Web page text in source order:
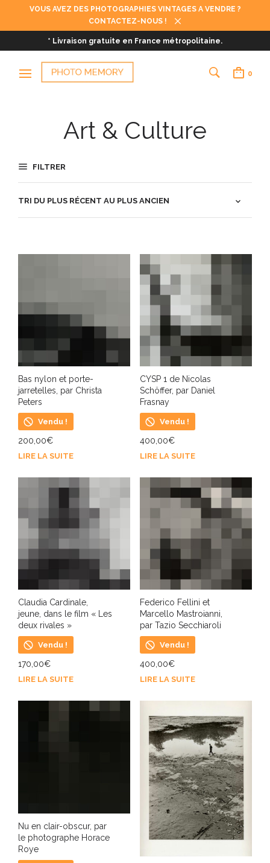
VOUS AVEZ DES PHOTOGRAPHIES VINTAGES A VENDRE ?
CONTACTEZ-NOUS !
* Livraison gratuite en France métropolitaine.
0
Art & Culture
FILTRER
Bas nylon et porte-
jarretelles, par Christa
Peters
Vendu !
200,00€
LIRE LA SUITE
CYSP 1 de Nicolas
Schöffer, par Daniel
Frasnay
Vendu !
400,00€
LIRE LA SUITE
Claudia Cardinale,
jeune, dans le film « Les
deux rivales »
Vendu !
170,00€
LIRE LA SUITE
Federico Fellini et
Marcello Mastroianni,
par Tazio Secchiaroli
Vendu !
400,00€
LIRE LA SUITE
Nu en clair-obscur, par
le photographe Horace
Roye